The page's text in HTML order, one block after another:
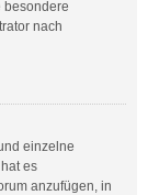
besondere
nach
einzelne
es
anzufügen, in